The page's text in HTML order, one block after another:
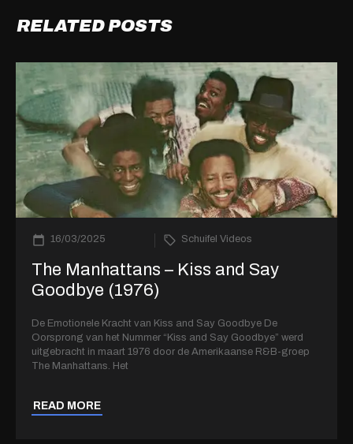
RELATED POSTS
16/03/2025 Schuifel Videos
The Manhattans – Kiss and Say
Goodbye (1976)
De Emotionele Kracht van Kiss and Say Goodbye De
Oorsprong van het Nummer “Kiss and Say Goodbye” werd
uitgebracht in maart 1976 door de Amerikaanse R&B-groep
The Manhattans. Het
READ MORE